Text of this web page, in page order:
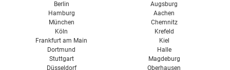
Berlin
Hamburg
München
Köln
Frankfurt am Main
Dortmund
Stuttgart
Düsseldorf
Augsburg
Aachen
Chemnitz
Krefeld
Kiel
Halle
Magdeburg
Oberhausen